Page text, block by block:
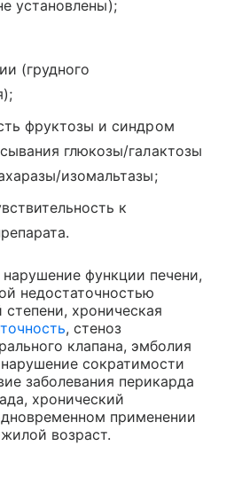
установлены);
(грудного
фруктозы и синдром
глюкозы/галактозы
изомальтазы;
к
нарушение функции печени,
недостаточностью
хроническая
, стеноз
клапана, эмболия
сократимости
заболевания перикарда
хронический
применении
возраст.